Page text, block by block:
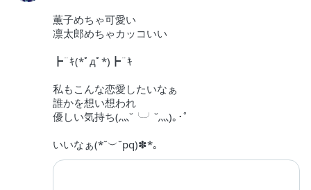
薫子めちゃ可愛い
凛太郎めちゃカッコいい
┣¨ｷ(*ﾟдﾟ*)┣¨ｷ
私もこんな恋愛したいなぁ
誰かを想い想われ
優しい気持ち(灬˘╰╯˘灬)｡･ﾟ
いいなぁ(*˘︶˘pq)✽*｡